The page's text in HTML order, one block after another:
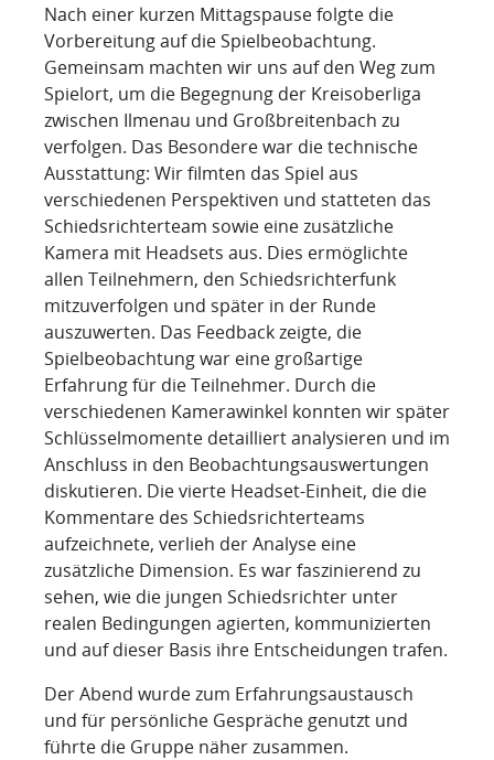
Nach einer kurzen Mittagspause folgte die
Vorbereitung auf die Spielbeobachtung.
Gemeinsam machten wir uns auf den Weg zum
Spielort, um die Begegnung der Kreisoberliga
zwischen Ilmenau und Großbreitenbach zu
verfolgen. Das Besondere war die technische
Ausstattung: Wir filmten das Spiel aus
verschiedenen Perspektiven und statteten das
Schiedsrichterteam sowie eine zusätzliche
Kamera mit Headsets aus. Dies ermöglichte
allen Teilnehmern, den Schiedsrichterfunk
mitzuverfolgen und später in der Runde
auszuwerten. Das Feedback zeigte, die
Spielbeobachtung war eine großartige
Erfahrung für die Teilnehmer. Durch die
verschiedenen Kamerawinkel konnten wir später
Schlüsselmomente detailliert analysieren und im
Anschluss in den Beobachtungsauswertungen
diskutieren. Die vierte Headset-Einheit, die die
Kommentare des Schiedsrichterteams
aufzeichnete, verlieh der Analyse eine
zusätzliche Dimension. Es war faszinierend zu
sehen, wie die jungen Schiedsrichter unter
realen Bedingungen agierten, kommunizierten
und auf dieser Basis ihre Entscheidungen trafen.
Der Abend wurde zum Erfahrungsaustausch
und für persönliche Gespräche genutzt und
führte die Gruppe näher zusammen.